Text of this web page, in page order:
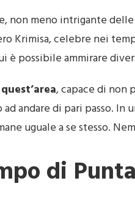
non meno intrigante
Krimisa, celebre nei
è possibile ammirare
, capace di non
andare di pari passo. In
uguale a se stesso.
di